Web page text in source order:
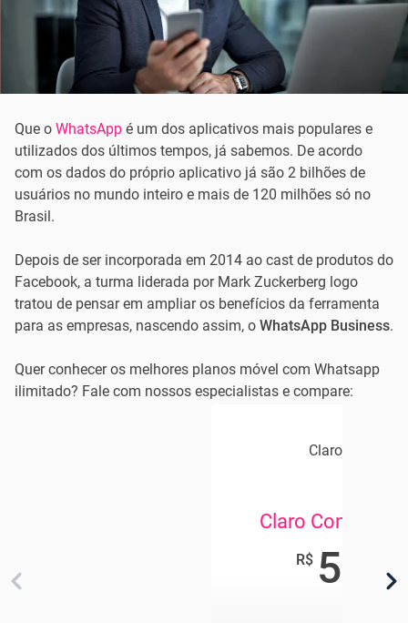
Que o WhatsApp é um dos aplicativos mais populares e
utilizados dos últimos tempos, já sabemos. De acordo
com os dados do próprio aplicativo já são 2 bilhões de
usuários no mundo inteiro e mais de 120 milhões só no
Brasil.
Depois de ser incorporada em 2014 ao cast de produtos do
Facebook, a turma liderada por Mark Zuckerberg logo
tratou de pensar em ampliar os benefícios da ferramenta
para as empresas, nascendo assim, o WhatsApp Business.
Quer conhecer os melhores planos móvel com Whatsapp
ilimitado? Fale com nossos especialistas e compare:
Claro Celular
Claro Controle
R$ 54
/mês